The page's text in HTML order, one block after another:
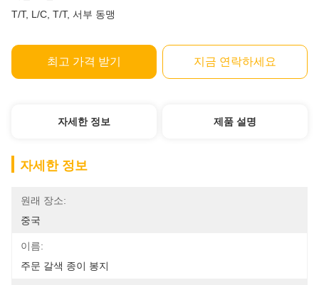
T/T, L/C, T/T, 서부 동맹
최고 가격 받기 지금 연락하세요
자세한 정보 제품 설명
자세한 정보
원래 장소:
중국
이름:
주문 갈색 종이 봉지